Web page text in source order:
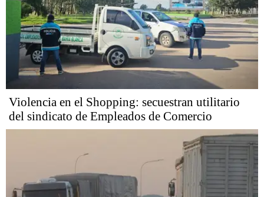
Violencia en el Shopping: secuestran utilitario
del sindicato de Empleados de Comercio